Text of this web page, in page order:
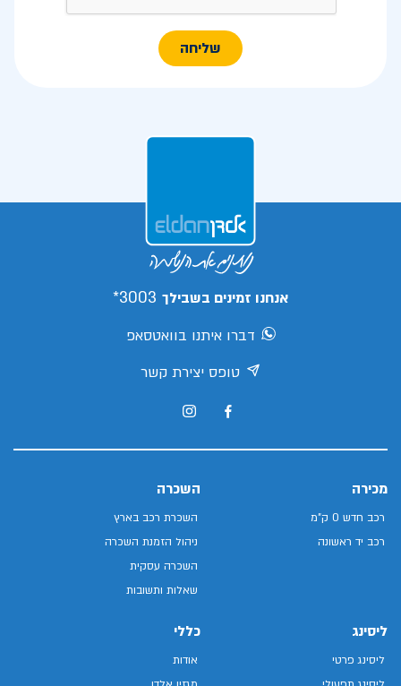
שליחה
אנחנו זמינים בשבילך 3003*
דברו איתנו בוואטסאפ
טופס יצירת קשר
מכירה
רכב חדש 0 ק"מ
רכב יד ראשונה
השכרה
השכרת רכב בארץ
ניהול הזמנת השכרה
השכרה עסקית
שאלות ותשובות
ליסינג
ליסינג פרטי
כללי
אודות